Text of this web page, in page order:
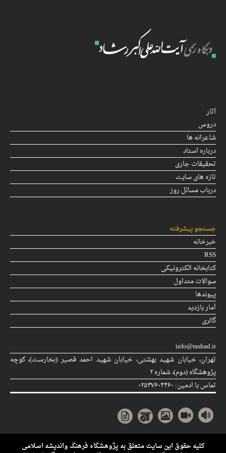
آثار
دروس
شاعرانه ها
درباره استاد
تحقیقات جاری
تازه های سایت
درباب مسائل روز
جستجو پیشرفته
خبرخانه
RSS
کتابخانه الکترونیکی
سوالات متداول
پیوندها
آمار بازدید
گالری
info@rashad.ir
تهران، خیابان شهید بهشتی، خیابان شهید احمد قصیر (بخارست)، كوچه
پژوهشگاه (دوم)، شماره ۲
تماس با ادمین: ۰۲۵۳۷۶۰۴۴۶۰
کلیه حقوق این سایت متعلق به پژوهشگاه فرهنگ وانديشه اسلامی